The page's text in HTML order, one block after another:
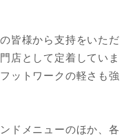
皆様から支持をいただ
店として定着していま
ットワークの軽さも強
ドメニューのほか、各